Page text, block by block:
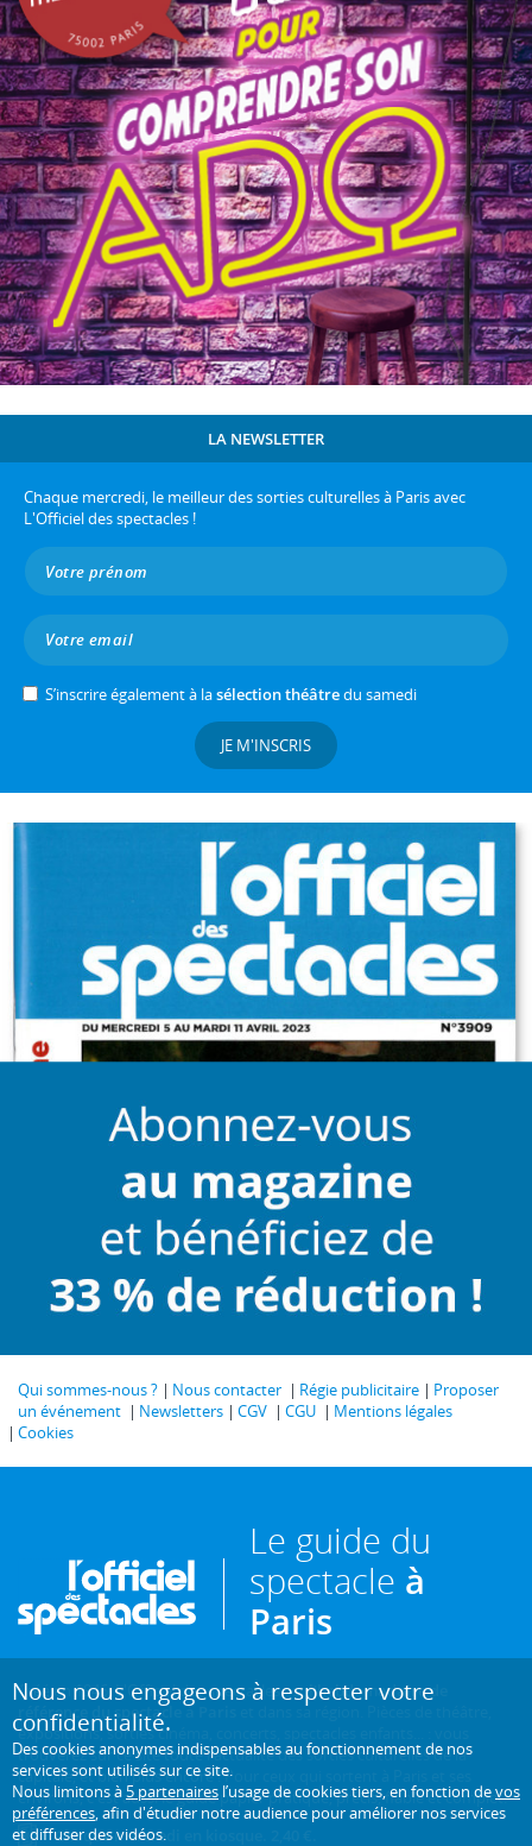
LA NEWSLETTER
Chaque mercredi, le meilleur des sorties culturelles à Paris avec
L'Officiel des spectacles !
S’inscrire également à lasélection théâtredu samedi
JE M'INSCRIS
Qui sommes-nous ? Nous contacter Régie publicitaire
Proposer
un événement
Newsletters CGV CGU
Mentions légales
Cookies
Le guide du
spectacle à
Paris
Créé en 1946, L'Officiel des spectacles estl'hebdomadaire de
référence du spectacle à Paris
et dans sa région. Pièces de théâtre,
expositions, sorties cinéma, concerts, spectacles enfants... : vous
trouverez sur ce site toute l'actualité des sorties culturelles de la
capitale, et bien plus encore ! Pour ceux qui sortent à Paris et ses
environs, c'est aussi le guide papier pratique, précis, fiable et complet.
Chaque mercredi en kiosque. 2,40 €.
Nous nous engageons à respecter votre
confidentialité.
Des cookies anonymes indispensables au fonctionnement de nos
services sont utilisés sur ce site.
Nous limitons à5 partenaires l’usage de cookies tiers, en fonction devos
préférences, afin d'étudier notre audience pour améliorer nos services
et diffuser des vidéos.